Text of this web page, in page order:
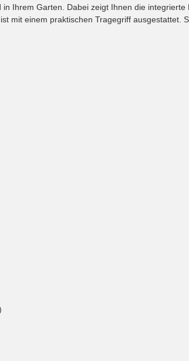
Ihrem Garten. Dabei zeigt Ihnen die
mit einem praktischen Tragegriff